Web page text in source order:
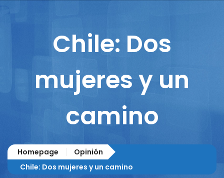
ReportajesChile: Dos
mujeres y un
camino
Homepage
Opinión
Chile: Dos mujeres y un camino